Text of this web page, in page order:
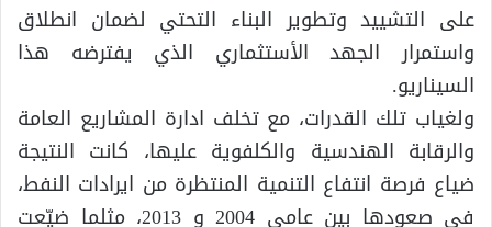
على التشييد وتطوير البناء التحتي لضمان انطلاق
واستمرار الجهد الأستثماري الذي يفترضه هذا
السيناريو.
ولغياب تلك القدرات، مع تخلف ادارة المشاريع العامة
والرقابة الهندسية والكلفوية عليها، كانت النتيجة
ضياع فرصة انتفاع التنمية المنتظرة من ايرادات النفط،
في صعودها بين عامي 2004 و 2013، مثلما ضيّعت